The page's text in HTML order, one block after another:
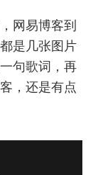
网易博客到
是几张图片
句歌词，再
，还是有点